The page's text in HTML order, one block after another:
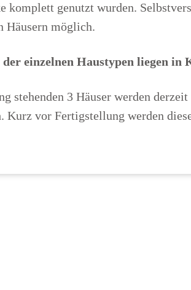
komplett genutzt wurden.
Häusern möglich.
der einzelnen Haustypen liegen in
stehenden 3 Häuser werden
vor Fertigstellung werden